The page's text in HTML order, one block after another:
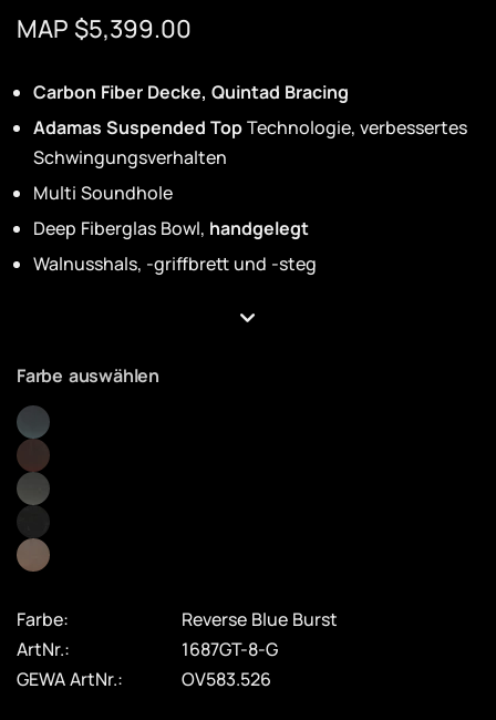
MAP $5,399.00
Carbon Fiber Decke, Quintad Bracing
Adamas Suspended TopTechnologie, verbessertes
Schwingungsverhalten
Multi Soundhole
Deep Fiberglas Bowl, handgelegt
Walnusshals, -griffbrett und -steg
Farbe auswählen
Farbe:
Reverse Blue Burst
ArtNr.:
1687GT-8-G
GEWA ArtNr.:
OV583.526